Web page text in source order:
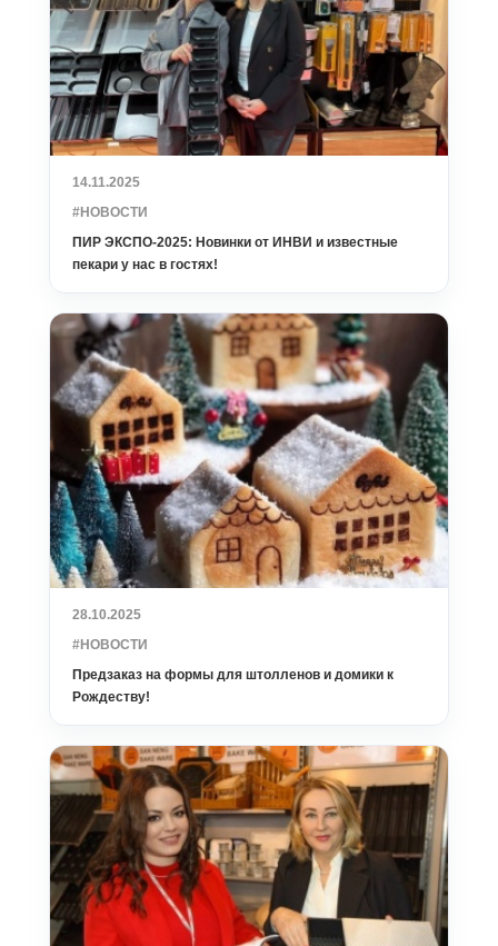
14.11.2025
#НОВОСТИ
ПИР ЭКСПО-2025: Новинки от ИНВИ и известные
пекари у нас в гостях!
28.10.2025
#НОВОСТИ
Предзаказ на формы для штолленов и домики к
Рождеству!